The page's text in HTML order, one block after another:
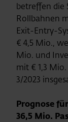
betreffen die
Rollbahnen
Exit-Entry-
€ 4,5 Mio.,
Mio. und
mit € 1,3
3/2023
Prognose
36,5 Mio.